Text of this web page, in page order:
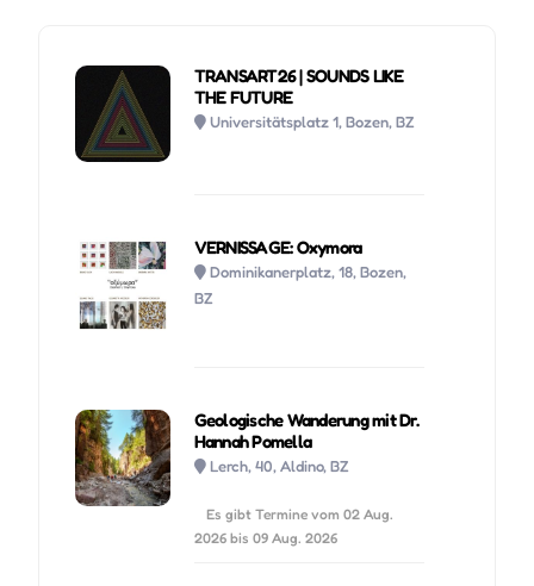
TRANSART26 | SOUNDS LIKE
THE FUTURE
Universitätsplatz 1, Bozen, BZ
VERNISSAGE: Oxymora
Dominikanerplatz, 18, Bozen,
BZ
Geologische Wanderung mit Dr.
Hannah Pomella
Lerch, 40, Aldino, BZ
Es gibt Termine vom 02 Aug.
2026 bis 09 Aug. 2026